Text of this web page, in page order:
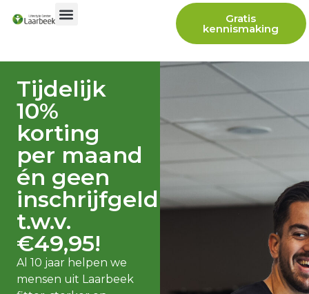
Gratis
kennismaking
Tijdelijk
10%
korting
per maand
én geen
inschrijfgeld
t.w.v.
€49,95!
Al 10 jaar helpen we
mensen uit Laarbeek